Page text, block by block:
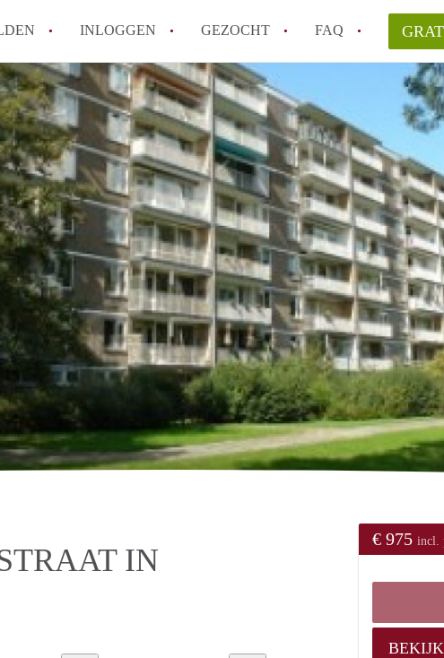
INLOGGEN GEZOCHT FAQ
How to translate AppartementRotterdam!
Wat is AppartementenRotterdam?
Hoeveel kost het om te reageren op een Appartement in
Wat is de privacyverklaring van
Berekent AppartementenRotterdam
makelaarsvergoeding/bemiddelingsvergoeding?
Alle veelgestelde vragen
IN
€ 975 incl.